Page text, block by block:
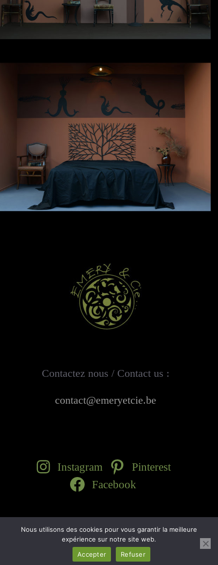
Contactez nous / Contact us :
contact@emeryetcie.be
Instagram
Pinterest
Facebook
© 2026Emery & Cie. All rights reserved
Français English
Nous utilisons des cookies pour vous garantir la meilleure
expérience sur notre site web.
Accepter
Refuser